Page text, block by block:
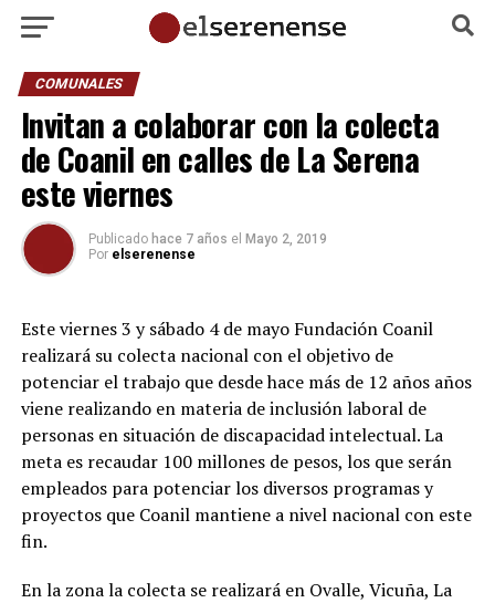
COMUNALES
Invitan a colaborar con la colecta
de Coanil en calles de La Serena
este viernes
Publicado hace 7 años el Mayo 2, 2019
Por elserenense
Este viernes 3 y sábado 4 de mayo Fundación Coanil
realizará su colecta nacional con el objetivo de
potenciar el trabajo que desde hace más de 12 años años
viene realizando en materia de inclusión laboral de
personas en situación de discapacidad intelectual. La
meta es recaudar 100 millones de pesos, los que serán
empleados para potenciar los diversos programas y
proyectos que Coanil mantiene a nivel nacional con este
fin.
En la zona la colecta se realizará en Ovalle, Vicuña, La